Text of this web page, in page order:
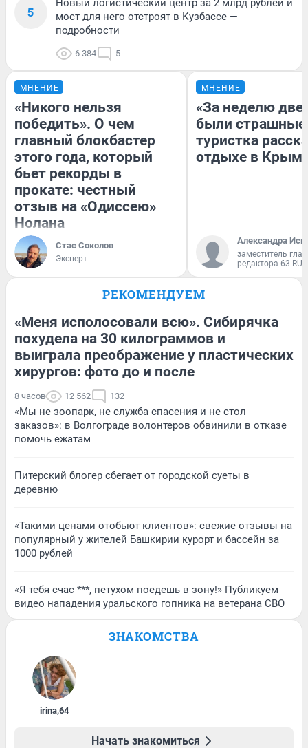
5
мост для него отстроят в Кузбассе —
подробности
6 384 5
МНЕНИЕ
«Никого нельзя
победить». О чем
главный блокбастер
этого года, который
бьет рекорды в
прокате: честный
отзыв на «Одиссею»
Нолана
Стас Соколов
Эксперт
МНЕНИЕ
«За неделю две
были
туристка
отдыхе в
Александра
заместитель
редактора 63.RU
РЕКОМЕНДУЕМ
«Меня исполосовали всю». Сибирячка
похудела на 30 килограммов и
выиграла преображение у пластических
хирургов: фото до и после
8 часов 12 562 132
«Мы не зоопарк, не служба спасения и не стол
заказов»: в Волгограде волонтеров обвинили в отказе
помочь ежатам
Питерский блогер сбегает от городской суеты в
деревню
«Такими ценами отобьют клиентов»: свежие отзывы на
популярный у жителей Башкирии курорт и бассейн за
1000 рублей
«Я тебя счас ***, петухом поедешь в зону!» Публикуем
видео нападения уральского гопника на ветерана СВО
ЗНАКОМСТВА
irina,64
Начать знакомиться